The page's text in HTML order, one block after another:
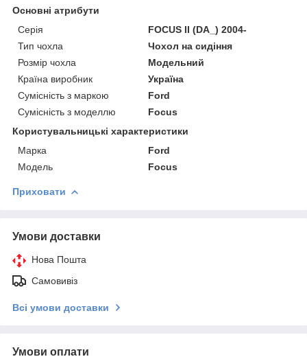
Основні атрибути
Серія
FOCUS II (DA_) 2004-
Тип чохла
Чохол на сидіння
Розмір чохла
Модельний
Країна виробник
Україна
Сумісність з маркою
Ford
Сумісність з моделлю
Focus
Користувальницькі характеристики
Марка
Ford
Модель
Focus
Приховати
Умови доставки
Нова Пошта
Самовивіз
Всі умови доставки
Умови оплати